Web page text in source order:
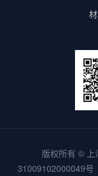
版权所有 ©上
31009102000049号